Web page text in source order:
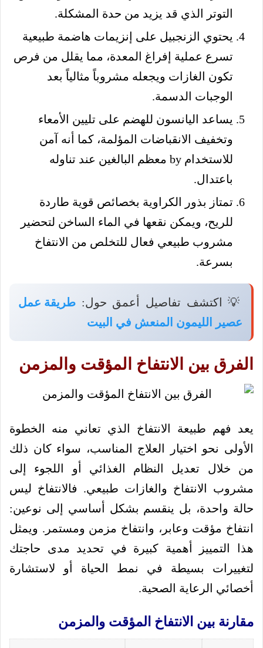
التوتر الذي قد يزيد من حدة المشكلة.
يحتوي الزنجبيل على إنزيمات هاضمة طبيعية
تسرع عملية إفراغ المعدة، مما يقلل من فرص
تكون الغازات ويجعله مشروباً مثالياً بعد
الوجبات الدسمة.
يساعد اليانسون للهضم على تليين الأمعاء
وتخفيف الانقباضات المؤلمة، كما أنه آمن
للاستخدام by معظم البالغين عند تناوله
باعتدال.
تمتاز بذور الكراوية بخصائص قوية طاردة
للريح، ويمكن نقعها في الماء الساخن لتحضير
مشروب طبيعي فعال للتخلص من الانتفاخ
بسرعة.
💡 اكتشف تفاصيل أعمق حول: طريقة عمل
عصير الليمون المنعش في البيت
الفرق بين الانتفاخ المؤقت والمزمن
يعد فهم طبيعة الانتفاخ الذي تعاني منه الخطوة
الأولى نحو اختيار العلاج المناسب، سواء كان ذلك
من خلال تعديل النظام الغذائي أو اللجوء إلى
مشروب الانتفاخ والغازات طبيعي. فالانتفاخ ليس
حالة واحدة، بل ينقسم بشكل أساسي إلى نوعين:
انتفاخ مؤقت وعابر، وانتفاخ مزمن ومستمر. ويمثل
هذا التمييز أهمية كبيرة في تحديد مدى حاجتك
لتغييرات بسيطة في نمط الحياة أو لاستشارة
أخصائي الرعاية الصحية.
مقارنة بين الانتفاخ المؤقت والمزمن